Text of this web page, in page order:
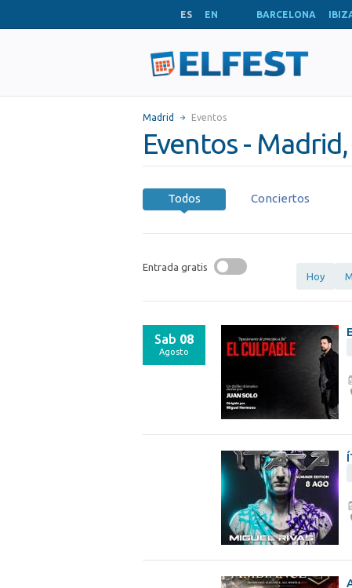
ES EN BARCELONA
Madrid Eventos
Eventos -
Todos Conciertos
Entrada gratis
Hoy
Sab 08
Agosto